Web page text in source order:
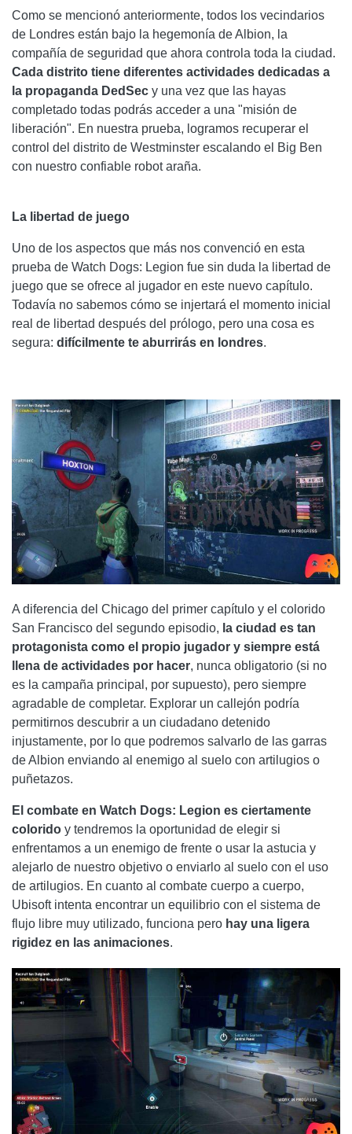
Como se mencionó anteriormente, todos los vecindarios
de Londres están bajo la hegemonía de Albion, la
compañía de seguridad que ahora controla toda la ciudad.
Cada distrito tiene diferentes actividades dedicadas a
la propaganda DedSec y una vez que las hayas
completado todas podrás acceder a una "misión de
liberación". En nuestra prueba, logramos recuperar el
control del distrito de Westminster escalando el Big Ben
con nuestro confiable robot araña.
La libertad de juego
Uno de los aspectos que más nos convenció en esta
prueba de Watch Dogs: Legion fue sin duda la libertad de
juego que se ofrece al jugador en este nuevo capítulo.
Todavía no sabemos cómo se injertará el momento inicial
real de libertad después del prólogo, pero una cosa es
segura: difícilmente te aburrirás en londres.
A diferencia del Chicago del primer capítulo y el colorido
San Francisco del segundo episodio, la ciudad es tan
protagonista como el propio jugador y siempre está
llena de actividades por hacer, nunca obligatorio (si no
es la campaña principal, por supuesto), pero siempre
agradable de completar. Explorar un callejón podría
permitirnos descubrir a un ciudadano detenido
injustamente, por lo que podremos salvarlo de las garras
de Albion enviando al enemigo al suelo con artilugios o
puñetazos.
El combate en Watch Dogs: Legion es ciertamente
colorido y tendremos la oportunidad de elegir si
enfrentamos a un enemigo de frente o usar la astucia y
alejarlo de nuestro objetivo o enviarlo al suelo con el uso
de artilugios. En cuanto al combate cuerpo a cuerpo,
Ubisoft intenta encontrar un equilibrio con el sistema de
flujo libre muy utilizado, funciona pero hay una ligera
rigidez en las animaciones.